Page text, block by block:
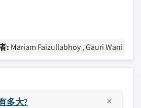
: Mariam Faizullabhoy , Gauri Wani
多大?